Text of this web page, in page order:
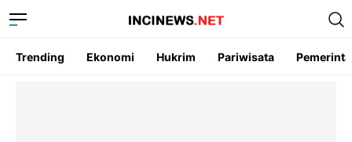
Trending Ekonomi Hukrim Pariwisata